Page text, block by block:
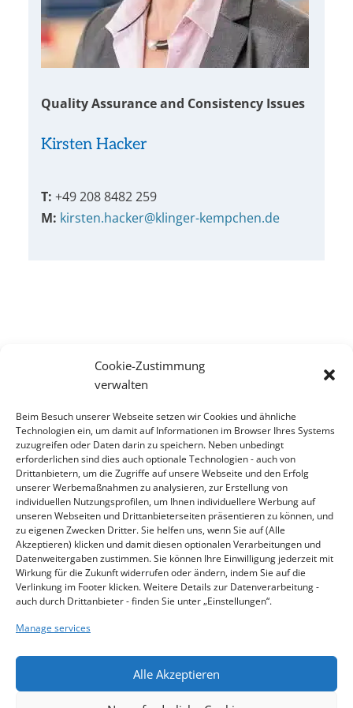
Cookie-Zustimmung
verwalten
Beim Besuch unserer Webseite setzen wir Cookies und ähnliche
Technologien ein, um damit auf Informationen im Browser Ihres Systems
zuzugreifen oder Daten darin zu speichern. Neben unbedingt
erforderlichen sind dies auch optionale Technologien - auch von
Drittanbietern, um die Zugriffe auf unsere Webseite und den Erfolg
unserer Werbemaßnahmen zu analysieren, zur Erstellung von
individuellen Nutzungsprofilen, um Ihnen individuellere Werbung auf
unseren Webseiten und Drittanbieterseiten präsentieren zu können, und
zu eigenen Zwecken Dritter. Sie helfen uns, wenn Sie auf (Alle
Akzeptieren) klicken und damit diesen optionalen Verarbeitungen und
Datenweitergaben zustimmen. Sie können Ihre Einwilligung jederzeit mit
Wirkung für die Zukunft widerrufen oder ändern, indem Sie auf die
Verlinkung im Footer klicken. Weitere Details zur Datenverarbeitung -
auch durch Drittanbieter - finden Sie unter „Einstellungen“.
Manage services
Alle Akzeptieren
Quality Assurance and Consistency Issues
Kirsten Hacker
T: +49 208 8482 259
M: kirsten.hacker@klinger-kempchen.de
Contact
ADDRESS
KLINGER Kempchen GmbH
Im Waldteich 21 » D-46147 Oberhausen
T +49 208-8482-0 » F +49 208-8482-285
info@klinger-kempchen.de
KLINGER Kempchen © 2026, All rights reserved.